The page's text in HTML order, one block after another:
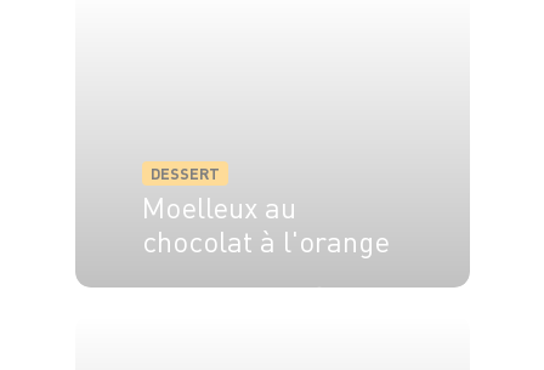
DESSERT
Moelleux au
chocolat à l'orange